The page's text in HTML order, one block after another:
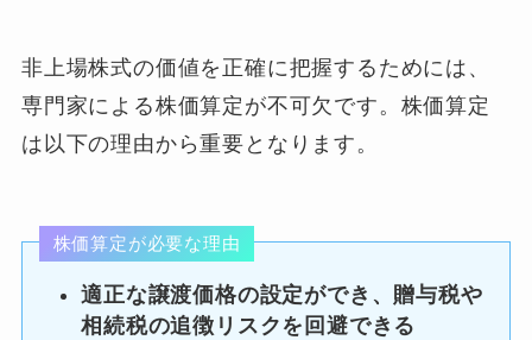
非上場株式の価値を正確に把握するためには、
専門家による株価算定が不可欠です。株価算定
は以下の理由から重要となります。
株価算定が必要な理由
適正な譲渡価格の設定ができ、贈与税や
相続税の追徴リスクを回避できる